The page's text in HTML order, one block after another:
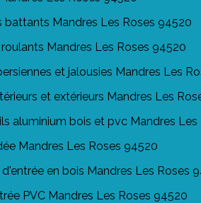
battants Mandres Les Roses 94520
Mandres Les Roses 94520
et jalousies Mandres Les
et extérieurs Mandres Les
aluminium bois et pvc Mandres
Mandres Les Roses 94520
en bois Mandres Les Roses
PVC Mandres Les Roses 94520